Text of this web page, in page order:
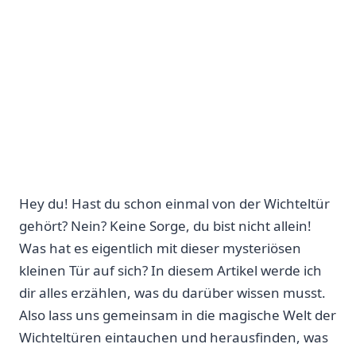
Hey du! Hast du schon einmal von der Wichteltür
gehört? Nein? Keine Sorge, du bist nicht allein!
Was hat es eigentlich⁣ mit dieser mysteriösen
kleinen Tür auf sich? In diesem Artikel ⁤werde ‍ich
dir alles erzählen, was⁣ du darüber ‍wissen musst.
Also lass uns gemeinsam in die magische Welt der
Wichteltüren eintauchen und herausfinden, was